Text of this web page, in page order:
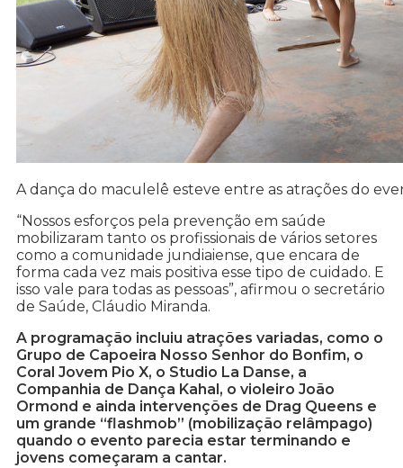
A dança do maculelê esteve entre as atrações do
“Nossos esforços pela prevenção em saúde
mobilizaram tanto os profissionais de vários setores
como a comunidade jundiaiense, que encara de
forma cada vez mais positiva esse tipo de cuidado. E
isso vale para todas as pessoas”, afirmou o secretário
de Saúde, Cláudio Miranda.
A programação incluiu atrações variadas, como o
Grupo de Capoeira Nosso Senhor do Bonfim, o
Coral Jovem Pio X, o Studio La Danse, a
Companhia de Dança Kahal, o violeiro João
Ormond e ainda intervenções de Drag Queens e
um grande “flashmob” (mobilização relâmpago)
quando o evento parecia estar terminando e
jovens começaram a cantar.